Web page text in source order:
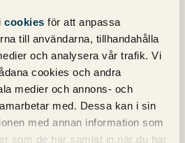
cookies för att anpassa
till användarna, tillhandahålla
och analysera vår trafik. Vi
cookies och andra
medier och annons- och
med. Dessa kan i sin
med annan information som
som de har samlat in när du har
en bra möjlighet när det gäller
skapa stora värden genom att
Att göraYoutube SEO
även om det finns några saker
på Youtube.